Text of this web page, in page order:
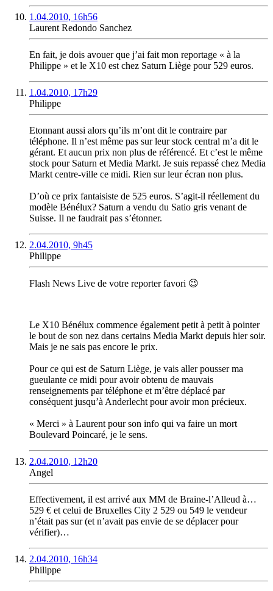
1.04.2010, 16h56
Laurent Redondo Sanchez
En fait, je dois avouer que j’ai fait mon reportage « à la
Philippe » et le X10 est chez Saturn Liège pour 529 euros.
1.04.2010, 17h29
Philippe
Etonnant aussi alors qu’ils m’ont dit le contraire par
téléphone. Il n’est même pas sur leur stock central m’a dit le
gérant. Et aucun prix non plus de référencé. Et c’est le même
stock pour Saturn et Media Markt. Je suis repassé chez Media
Markt centre-ville ce midi. Rien sur leur écran non plus.
D’où ce prix fantaisiste de 525 euros. S’agit-il réellement du
modèle Bénélux? Saturn a vendu du Satio gris venant de
Suisse. Il ne faudrait pas s’étonner.
2.04.2010, 9h45
Philippe
Flash News Live de votre reporter favori 😉
Le X10 Bénélux commence également petit à petit à pointer
le bout de son nez dans certains Media Markt depuis hier soir.
Mais je ne sais pas encore le prix.
Pour ce qui est de Saturn Liège, je vais aller pousser ma
gueulante ce midi pour avoir obtenu de mauvais
renseignements par téléphone et m’être déplacé par
conséquent jusqu’à Anderlecht pour avoir mon précieux.
« Merci » à Laurent pour son info qui va faire un mort
Boulevard Poincaré, je le sens.
2.04.2010, 12h20
Angel
Effectivement, il est arrivé aux MM de Braine-l’Alleud à…
529 € et celui de Bruxelles City 2 529 ou 549 le vendeur
n’était pas sur (et n’avait pas envie de se déplacer pour
vérifier)…
2.04.2010, 16h34
Philippe